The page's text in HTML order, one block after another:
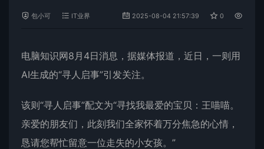
包小可 IT业界 2025-08-04 21:57:39 0
电脑知识网8月4日消息，据媒体报道，近日，一则用
AI生成的“寻人 启事”引发关注。
该则“寻人启事”配文为“寻找我最爱的宝贝：王喵喵。
亲爱的朋友们，此刻我们全家怀着万分焦急的心情，
恳请您帮忙留意一位走失的小女孩。”